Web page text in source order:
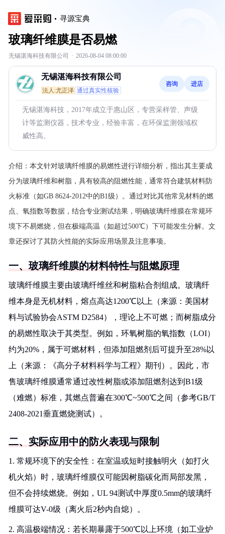
寻源宝典
玻璃纤维膜是否易燃
无锡湛海科技有限公司 · 2026-08-04 08:00:00
无锡湛海科技有限公司
法人:尤正泽 通过真实性核验
咨询 进店
无锡湛海科技，2017年成立于惠山区，专营采样管、声级
计等监测仪器，技术专业，经验丰富，在环保监测领域权
威性高。
介绍： 本文针对玻璃纤维膜的易燃性进行详细分析，指出其主要成
分为玻璃纤维和树脂，具有较高的阻燃性能，通常符合建筑材料防
火标准（如GB 8624-2012中的B1级）。通过对比其他常见材料的燃
点、氧指数等数据，结合专业测试结果，明确玻璃纤维膜在常规环
境下不易燃烧，但在极端高温（如超过500℃）下可能发生分解。文
章还探讨了其防火性能的实际应用场景及注意事项。
一、玻璃纤维膜的材料特性与阻燃原理
玻璃纤维膜主要由玻璃纤维丝和树脂粘合剂组成。玻璃纤
维本身是无机材料，熔点高达1200℃以上（来源：美国材
料与试验协会ASTM D2584），理论上不可燃；而树脂成分
的易燃性取决于其类型。例如，环氧树脂的氧指数（LOI）
约为20%，属于可燃材料，但添加阻燃剂后可提升至28%以
上（来源：《高分子材料科学与工程》期刊）。因此，市
售玻璃纤维膜通常通过改性树脂或添加阻燃剂达到B1级
（难燃）标准，其燃点普遍在300℃~500℃之间（参考GB/T
2408-2021垂直燃烧测试）。
二、实际应用中的防火表现与限制
1. 常规环境下的安全性：在室温或短时接触明火（如打火
机火焰）时，玻璃纤维膜仅可能因树脂碳化而局部发黑，
但不会持续燃烧。例如，UL 94测试中厚度0.5mm的玻璃纤
维膜可达V-0级（离火后2秒内自熄）。
2. 高温极端情况：若长期暴露于500℃以上环境（如工业炉